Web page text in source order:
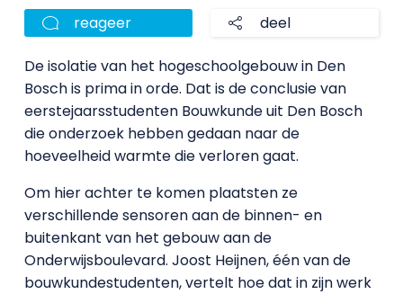
reageer deel
De isolatie van het hogeschoolgebouw in Den
Bosch is prima in orde. Dat is de conclusie van
eerstejaarsstudenten Bouwkunde uit Den Bosch
die onderzoek hebben gedaan naar de
hoeveelheid warmte die verloren gaat.
Om hier achter te komen plaatsten ze
verschillende sensoren aan de binnen- en
buitenkant van het gebouw aan de
Onderwijsboulevard. Joost Heijnen, één van de
bouwkundestudenten, vertelt hoe dat in zijn werk